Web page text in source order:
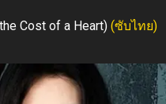
Cost of a Heart) (ซับไทย)